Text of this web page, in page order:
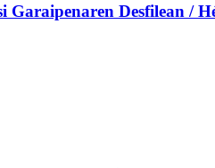
Desfilean /